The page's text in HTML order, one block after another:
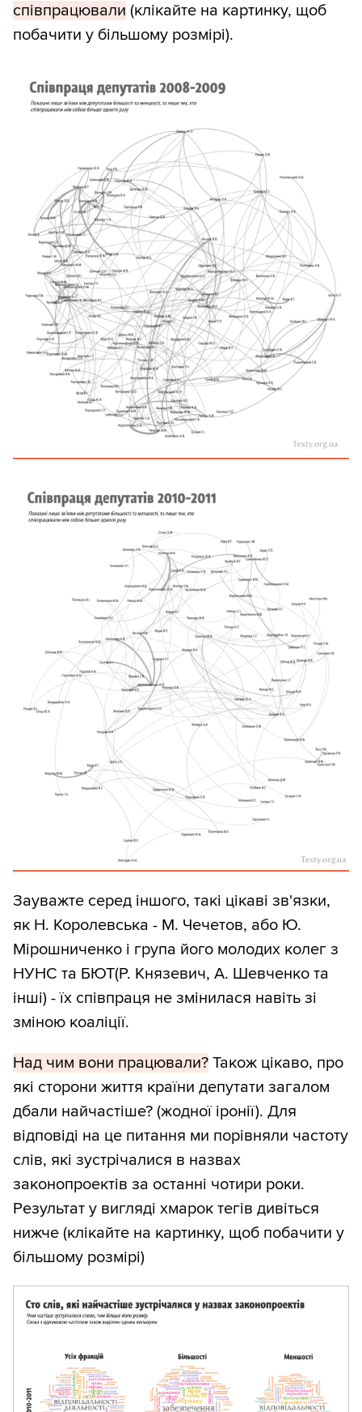
співпрацювали (клікайте на картинку, щоб
побачити у більшому розмірі).
Зауважте серед іншого, такі цікаві зв'язки,
як Н. Королевська - М. Чечетов, або Ю.
Мірошниченко і група його молодих колег з
НУНС та БЮТ(Р. Князевич, А. Шевченко та
інші) - їх співпраця не змінилася навіть зі
зміною коаліції.
Над чим вони працювали? Також цікаво, про
які сторони життя країни депутати загалом
дбали найчастіше? (жодної іронії). Для
відповіді на це питання ми порівняли частоту
слів, які зустрічалися в назвах
законопроектів за останні чотири роки.
Результат у вигляді хмарок тегів дивіться
нижче (клікайте на картинку, щоб побачити у
більшому розмірі)